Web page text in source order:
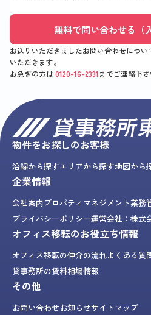
無料で問い合わせる（
お送りいただきましたお問い合わせにつ
いただきます。
お急ぎの方は0120-16-2331 までご連絡下さ
物件をお探しのお客様
沿線から探すエリアから探す地図から
企業情報
会社案内プロパティマネジメント業務
プライバシーポリシー運営会社：株式
オフィス移転のお役立ち情報
オフィス移転の仲介の流れよくある質
貸事務所の賃料相場情報
その他
お問い合わせお知らせサイトマップ